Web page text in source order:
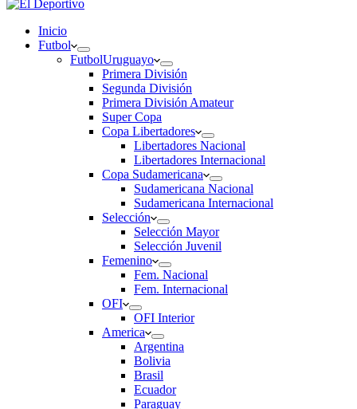
Inicio
Futbol
FutbolUruguayo
Primera División
Segunda División
Primera División Amateur
Super Copa
Copa Libertadores
Libertadores Nacional
Libertadores Internacional
Copa Sudamericana
Sudamericana Nacional
Sudamericana Internacional
Selección
Selección Mayor
Selección Juvenil
Femenino
Fem. Nacional
Fem. Internacional
OFI
OFI Interior
America
Argentina
Bolivia
Brasil
Ecuador
Paraguay